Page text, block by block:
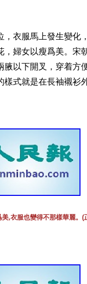
衣服馬上發生變化
婦女以瘦爲美。宋
腋以下開叉，穿着方
式就是在長袖襯衫
,衣服也變得不那樣華麗。(